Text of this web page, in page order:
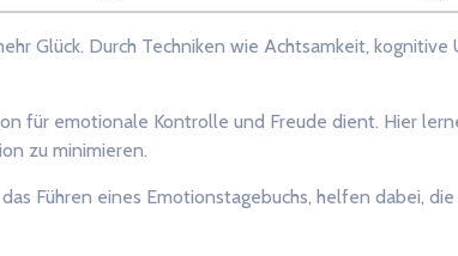
Glück. Durch Techniken wie Achtsamkeit, kognitive
für emotionale Kontrolle und Freude dient. Hier
zu minimieren.
Führen eines Emotionstagebuchs, helfen dabei,